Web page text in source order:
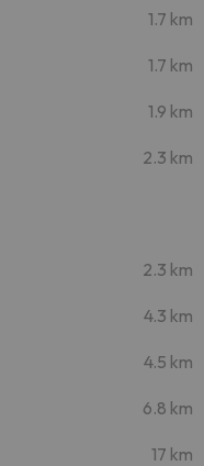
1.7 km
1.7 km
1.9 km
2.3 km
2.3 km
4.3 km
4.5 km
6.8 km
17 km